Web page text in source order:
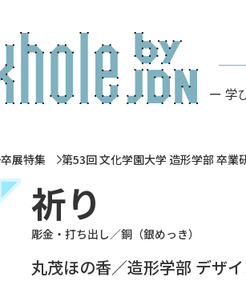
ー 学
卒展特集 第53回 文化学園大学 造形学部 卒業
祈り
彫金・打ち出し／銅（銀めっき）
丸茂ほの香／造形学部 デザ